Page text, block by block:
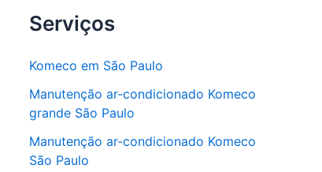
c
b
o
o
k
itt
er s
A
p
l
Serviços
Komeco em São Paulo
Manutenção ar-condicionado Komeco
grande São Paulo
Manutenção ar-condicionado Komeco
São Paulo